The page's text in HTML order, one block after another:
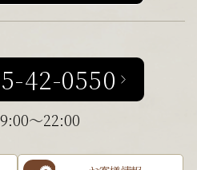
42-0550
9:00～22:00